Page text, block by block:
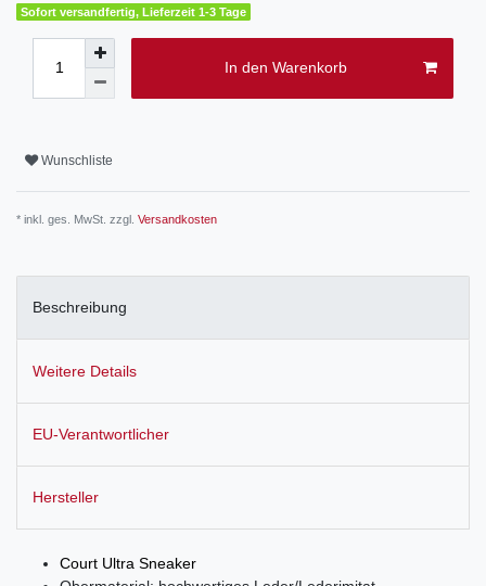
Sofort versandfertig, Lieferzeit 1-3 Tage
In den Warenkorb
Wunschliste
* inkl. ges. MwSt. zzgl. Versandkosten
Beschreibung
Weitere Details
EU-Verantwortlicher
Hersteller
Court Ultra Sneaker